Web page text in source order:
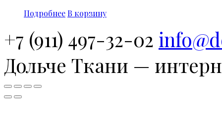
ПодробнееВ корзину
+7 (911) 497-32-02
Дольче Ткани —